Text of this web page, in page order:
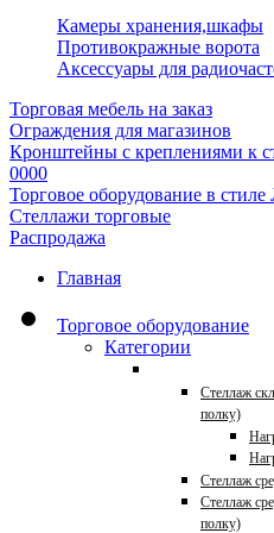
Камеры хранения,шкафы
Противокражные ворота
Аксессуары для
Торговая мебель на заказ
Ограждения для магазинов
Кронштейны с креплениями к
0000
Торговое оборудование в
Стеллажи торговые
Распродажа
Главная
Торговое оборудование
Категории
Стеллаж
полку)
Стеллаж
Стеллаж
полку)